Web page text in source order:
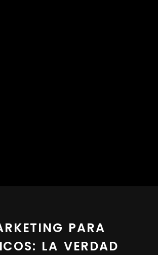
PARA
LA VERDAD